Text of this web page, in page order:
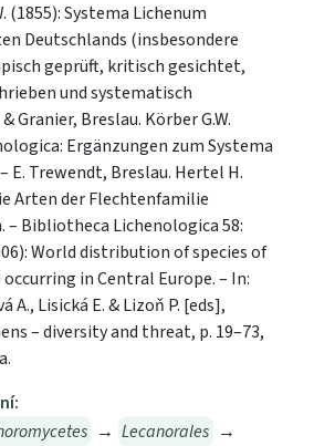
(1855): Systema Lichenum
Deutschlands (insbesondere
geprüft, kritisch gesichtet,
und systematisch
Granier, Breslau. Körber G.W.
Ergänzungen zum Systema
E. Trewendt, Breslau. Hertel H.
Arten der Flechtenfamilie
– Bibliotheca Lichenologica 58:
World distribution of species of
in Central Europe. – In:
A., Lisická E. & Lizoň P. [eds],
– diversity and threat, p. 19–73,
→ Lecanorales →